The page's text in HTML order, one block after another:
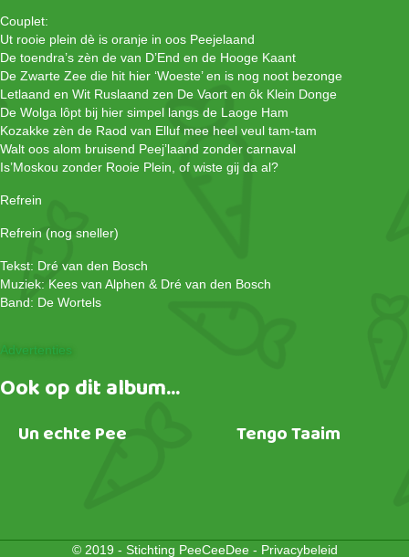
Couplet:
Ut rooie plein dè is oranje in oos Peejelaand
De toendra’s zèn de van D’End en de Hooge Kaant
De Zwarte Zee die hit hier ‘Woeste’ en is nog noot bezonge
Letlaand en Wit Ruslaand zen De Vaort en ôk Klein Donge
De Wolga lôpt bij hier simpel langs de Laoge Ham
Kozakke zèn de Raod van Elluf mee heel veul tam-tam
Walt oos alom bruisend Peej’laand zonder carnaval
Is’Moskou zonder Rooie Plein, of wiste gij da al?
Refrein
Refrein (nog sneller)
Tekst: Dré van den Bosch
Muziek: Kees van Alphen & Dré van den Bosch
Band: De Wortels
Advertenties
Ook op dit album...
Un echte Pee Tengo Taaim
© 2019 - Stichting PeeCeeDee - Privacybeleid